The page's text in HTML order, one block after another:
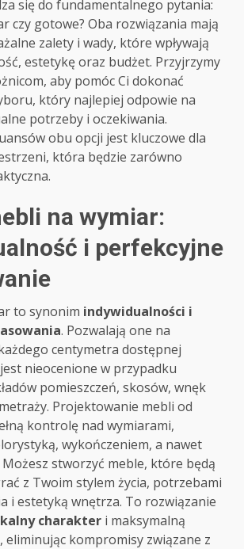
się do fundamentalnego pytania:
czy gotowe? Oba rozwiązania mają
zalety i wady, które wpływają
estetykę oraz budżet. Przyjrzymy
aby pomóc Ci dokonać
który najlepiej odpowie na
potrzeby i oczekiwania.
obu opcji jest kluczowe dla
która będzie zarówno
na wymiar:
i perfekcyjne
to synonim indywidualności i
. Pozwalają one na
centymetra dostępnej
nieocenione w przypadku
pomieszczeń, skosów, wnęk
Projektowanie mebli od
kontrolę nad wymiarami,
wykończeniem, a nawet
stworzyć meble, które będą
z Twoim stylem życia, potrzebami
i estetyką wnętrza. To rozwiązanie
charakter i maksymalną
kompromisy związane z